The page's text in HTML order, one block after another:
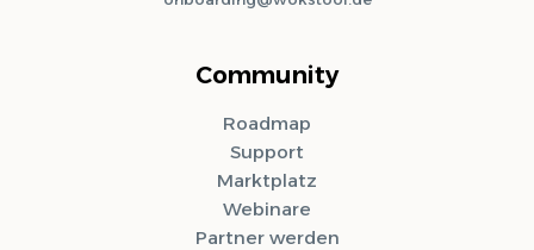
Community
Roadmap
Support
Marktplatz
Webinare
Partner werden